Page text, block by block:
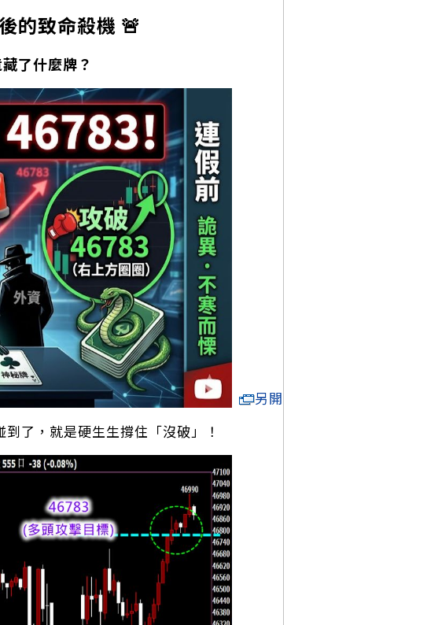
的致命殺機 🚨
了什麼牌？
另開
了，就是硬生生撐住「沒破」！